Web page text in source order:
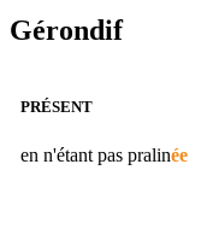
Gérondif
PRÉSENT
en n'étant pas pralinée